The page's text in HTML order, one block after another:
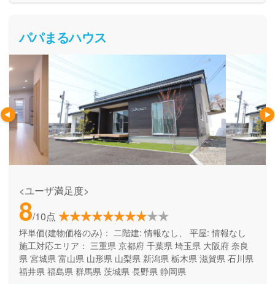
パパまるハウス
<ユーザ満足度>
8/10点
坪単価(建物価格のみ)： 二階建: 情報なし、 平屋: 情報なし
施工対応エリア： 三重県 京都府 千葉県 埼玉県 大阪府 奈良
県 宮城県 富山県 山形県 山梨県 新潟県 栃木県 滋賀県 石川県
福井県 福島県 群馬県 茨城県 長野県 静岡県